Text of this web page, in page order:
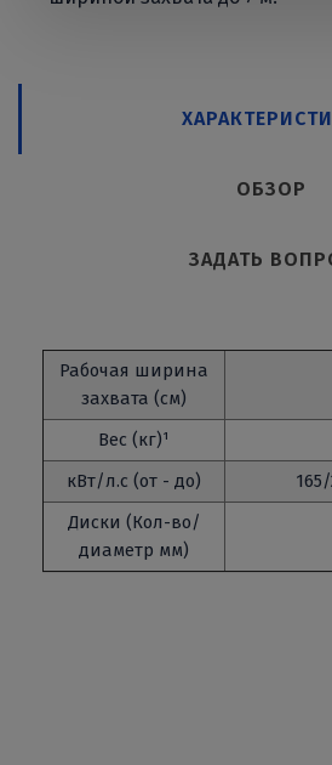
ОБЗОР
ЗАДАТЬ
Рабочая ширина
захвата (см)
Вес (кг)¹
кВт/л.с (от - до)
Диски (Кол-во/
диаметр мм)